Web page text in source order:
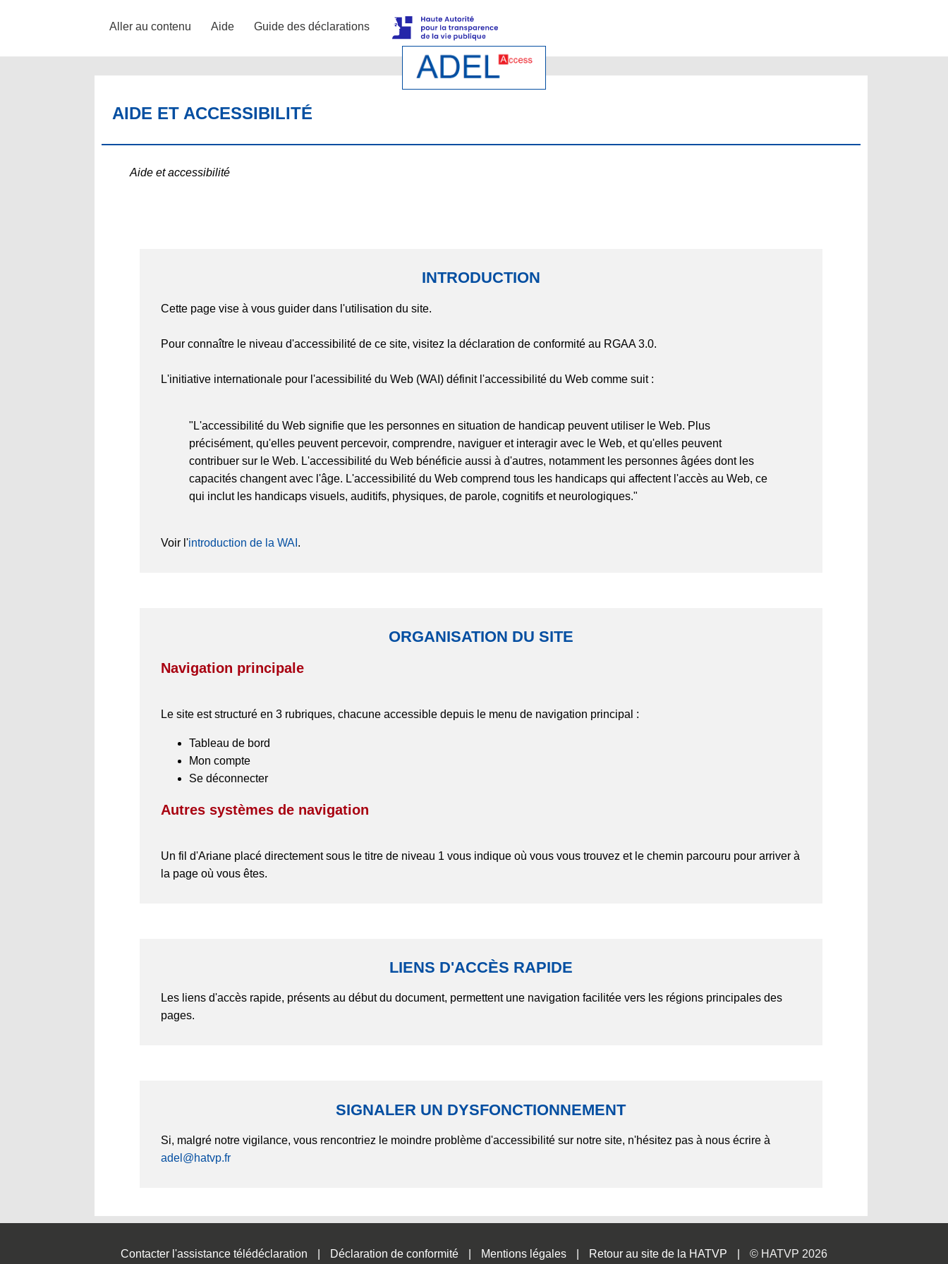
Aller au contenu Aide Guide des déclarations
AIDE ET ACCESSIBILITÉ
Aide et accessibilité
INTRODUCTION
Cette page vise à vous guider dans l'utilisation du site.
Pour connaître le niveau d'accessibilité de ce site, visitez la déclaration de conformité au RGAA 3.0.
L'initiative internationale pour l'acessibilité du Web (WAI) définit l'accessibilité du Web comme suit :
"L'accessibilité du Web signifie que les personnes en situation de handicap peuvent utiliser le Web. Plus
précisément, qu'elles peuvent percevoir, comprendre, naviguer et interagir avec le Web, et qu'elles peuvent
contribuer sur le Web. L'accessibilité du Web bénéficie aussi à d'autres, notamment les personnes âgées dont les
capacités changent avec l'âge. L'accessibilité du Web comprend tous les handicaps qui affectent l'accès au Web, ce
qui inclut les handicaps visuels, auditifs, physiques, de parole, cognitifs et neurologiques."
Voir l'introduction de la WAI .
ORGANISATION DU SITE
Navigation principale
Le site est structuré en 3 rubriques, chacune accessible depuis le menu de navigation principal :
Tableau de bord
Mon compte
Se déconnecter
Autres systèmes de navigation
Un fil d'Ariane placé directement sous le titre de niveau 1 vous indique où vous vous trouvez et le chemin parcouru pour arriver à
la page où vous êtes.
LIENS D'ACCÈS RAPIDE
Les liens d'accès rapide, présents au début du document, permettent une navigation facilitée vers les régions principales des
pages.
SIGNALER UN DYSFONCTIONNEMENT
Si, malgré notre vigilance, vous rencontriez le moindre problème d'accessibilité sur notre site, n'hésitez pas à nous écrire à
adel@hatvp.fr
Contacter l'assistance télédéclaration Déclaration de conformité Mentions légales Retour au site de la HATVP © HATVP 2026